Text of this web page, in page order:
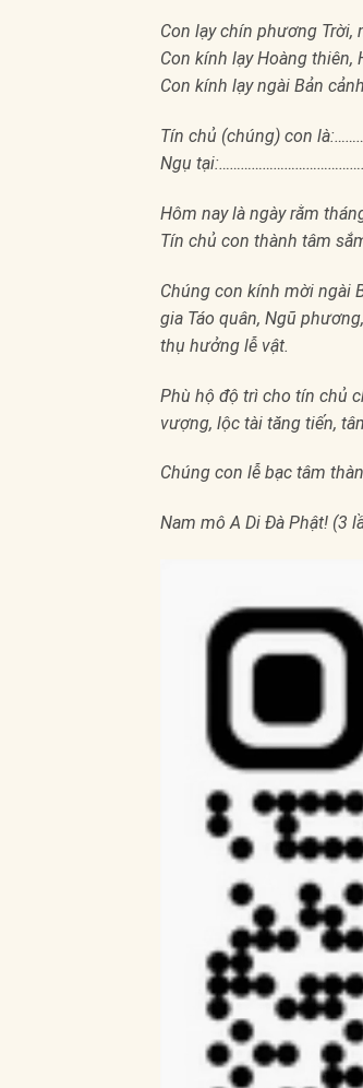
Con lạy chín phương
Con kính lạy Hoàng thiên,
Con kính lạy ngài Bản
Tín chủ (chúng) con
Ngụ
Hôm nay là ngày rằm
Tín chủ con thành tâm
Chúng con kính mời ngài
gia Táo quân, Ngũ
thụ hưởng lễ vật.
Phù hộ độ trì cho tín chủ
vượng, lộc tài tăng tiến,
Chúng con lễ bạc tâm
Nam mô A Di Đà Phật! (3